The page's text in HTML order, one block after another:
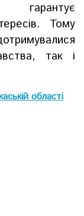
гарантує
Тому
, такі
області